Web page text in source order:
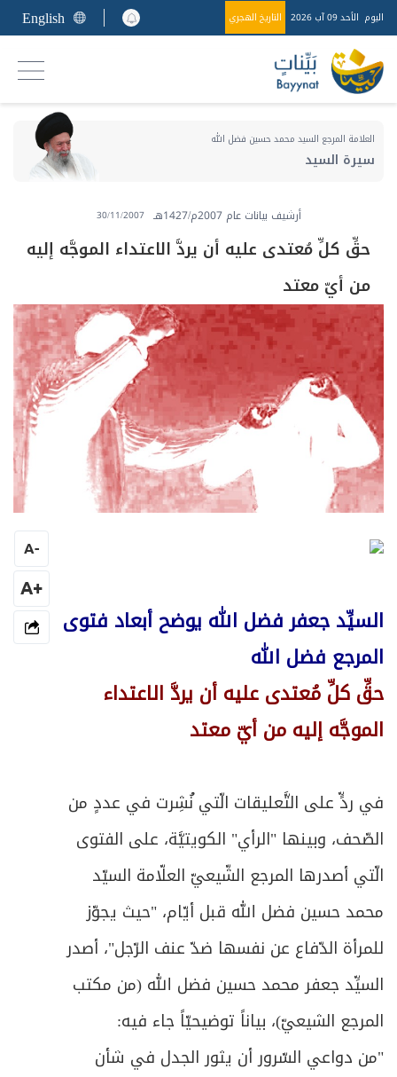
اليوم الأحد 09 آب 2026 التاريخ الهجري English
العلامة المرجع السيد محمد حسين فضل الله
سيرة السيد
أرشيف بيانات عام 2007م/1427هـ 30/11/2007
حقِّ كلِّ مُعتدى عليه أن يردَّ الاعتداء الموجَّه إليه
من أيّ معتد
السيِّد جعفر فضل الله يوضح أبعاد فتوى
المرجع فضل الله
حقِّ كلِّ مُعتدى عليه أن يردَّ الاعتداء
الموجَّه إليه من أيّ معتد
في ردٍّ على التَّعليقات الّتي نُشِرت في عددٍ من
الصّحف، وبينها "الرأي" الكويتيَّة، على الفتوى
الّتي أصدرها المرجع الشّيعيّ العلّامة السيّد
محمد حسين فضل الله قبل أيّام، "حيث يجوّز
للمرأة الدّفاع عن نفسها ضدّ عنف الرّجل"، أصدر
السيِّد جعفر محمد حسين فضل الله (من مكتب
المرجع الشيعيّ)، بياناً توضيحيّاً جاء فيه:
"من دواعي السّرور أن يثور الجدل في شأن
-
A
+A